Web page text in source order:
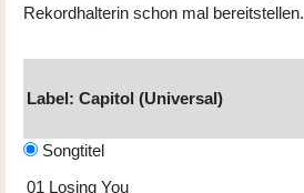
Rekordhalterin schon mal bereitstellen.
Label: Capitol (Universal)
Songtitel
01 Losing You